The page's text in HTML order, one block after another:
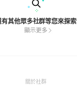
有其他眾多社群等您來探索
顯示更多
關於社群(Open